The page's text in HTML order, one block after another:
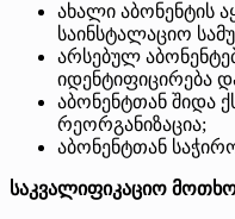
ახალი აბონენტის
საინსტალაციო
არსებულ
იდენტიფიცირება
აბონენტთან შიდა
რეორგანიზაცია;
აბონენტთან
საკვალიფიკაციო